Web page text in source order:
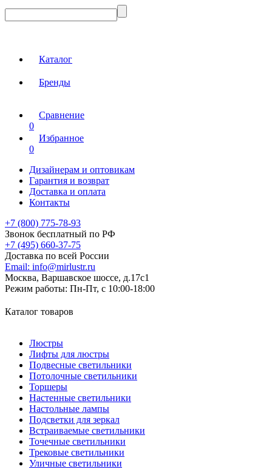
Каталог
Бренды
Сравнение
0
Избранное
0
Дизайнерам и оптовикам
Гарантия и возврат
Доставка и оплата
Контакты
+7 (800) 775-78-93
Звонок бесплатный по РФ
+7 (495) 660-37-75
Доставка по всей России
Email: info@mirlustr.ru
Москва, Варшавское шоссе, д.17c1
Режим работы: Пн-Пт, с 10:00-18:00
Каталог товаров
Люстры
Лифты для люстры
Подвесные светильники
Потолочные светильники
Торшеры
Настенные светильники
Настольные лампы
Подсветки для зеркал
Встраиваемые светильники
Точечные светильники
Трековые светильники
Уличные светильники